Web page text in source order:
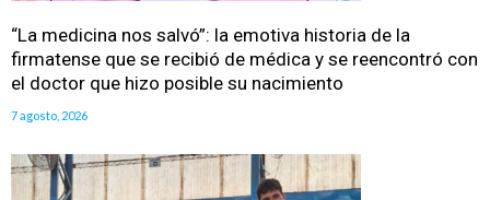
“La medicina nos salvó”: la emotiva historia de la
firmatense que se recibió de médica y se reencontró con
el doctor que hizo posible su nacimiento
7 agosto, 2026